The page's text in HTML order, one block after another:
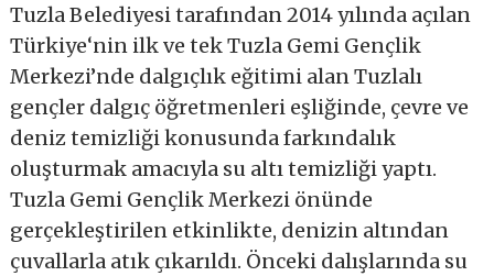
Tuzla Belediyesi tarafından 2014 yılında açılan
Türkiye‘nin ilk ve tek Tuzla Gemi Gençlik
Merkezi’nde dalgıçlık eğitimi alan Tuzlalı
gençler dalgıç öğretmenleri eşliğinde, çevre ve
deniz temizliği konusunda farkındalık
oluşturmak amacıyla su altı temizliği yaptı.
Tuzla Gemi Gençlik Merkezi önünde
gerçekleştirilen etkinlikte, denizin altından
çuvallarla atık çıkarıldı. Önceki dalışlarında su